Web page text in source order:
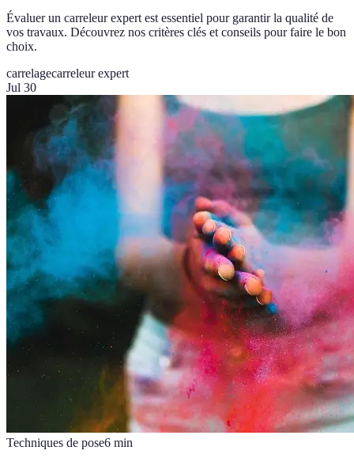
Évaluer un carreleur expert est essentiel pour garantir la qualité de
vos travaux. Découvrez nos critères clés et conseils pour faire le bon
choix.
carrelagecarreleur expert
Jul 30
Techniques de pose6 min